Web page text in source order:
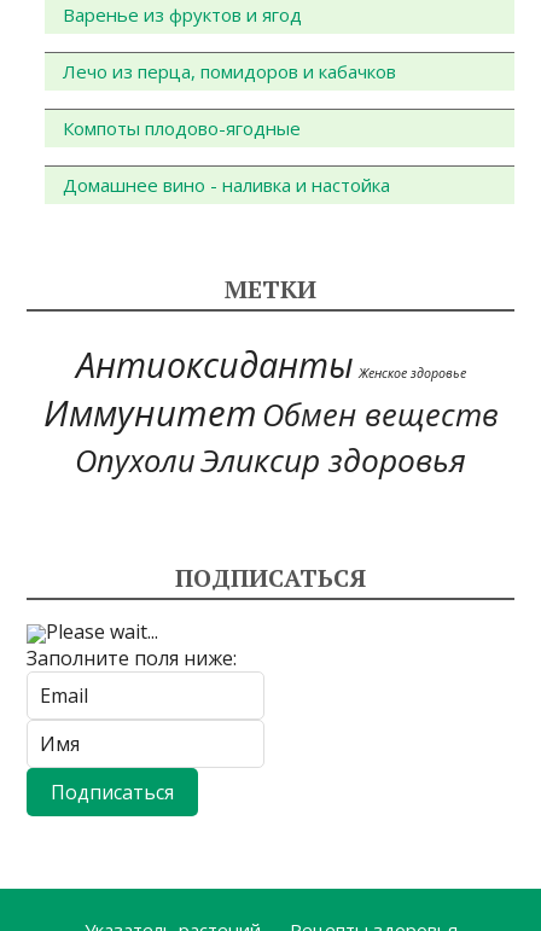
Варенье из фруктов и ягод
Лечо из перца, помидоров и кабачков
Компоты плодово-ягодные
Домашнее вино - наливка и настойка
МЕТКИ
Антиоксиданты Женское здоровье
Иммунитет Обмен веществ
ОпухолиЭликсир здоровья
ПОДПИСАТЬСЯ
Please wait...
Заполните поля ниже: